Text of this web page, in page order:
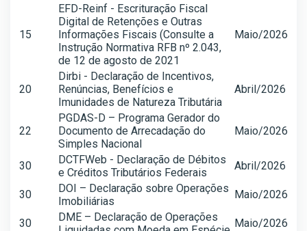
15
EFD-Reinf - Escrituração Fiscal
Digital de Retenções e Outras
Informações Fiscais (Consulte a
Instrução Normativa RFB nº 2.043,
de 12 de agosto de 2021
Maio/2026
20
Dirbi - Declaração de Incentivos,
Renúncias, Benefícios e
Imunidades de Natureza Tributária
Abril/2026
22
PGDAS-D – Programa Gerador do
Documento de Arrecadação do
Simples Nacional
Maio/2026
30
DCTFWeb - Declaração de Débitos
e Créditos Tributários Federais
Abril/2026
30
DOI – Declaração sobre Operações
Imobiliárias
Maio/2026
30
DME – Declaração de Operações
Maio/2026